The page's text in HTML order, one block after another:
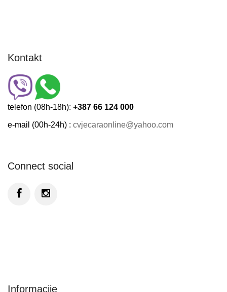
Kontakt
telefon (08h-18h): +387 66 124 000
e-mail (00h-24h) : cvjecaraonline@yahoo.com
Connect social
Informacije